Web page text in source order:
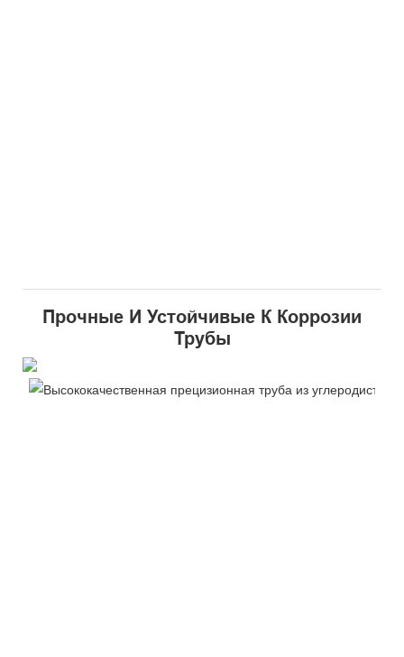
Прочные И Устойчивые К Коррозии
Трубы